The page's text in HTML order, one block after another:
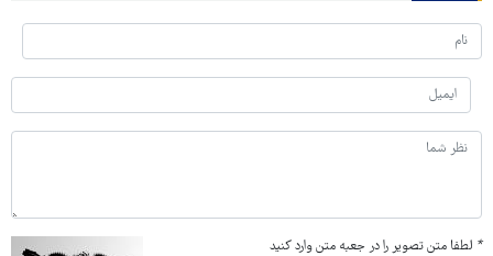
* لطفا متن تصویر را در جعبه متن وارد کنید